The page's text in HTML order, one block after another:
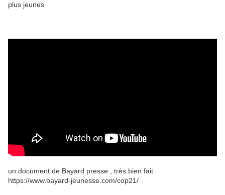
plus jeunes
un document de Bayard presse , très bien fait
https://www.bayard-jeunesse.com/cop21/